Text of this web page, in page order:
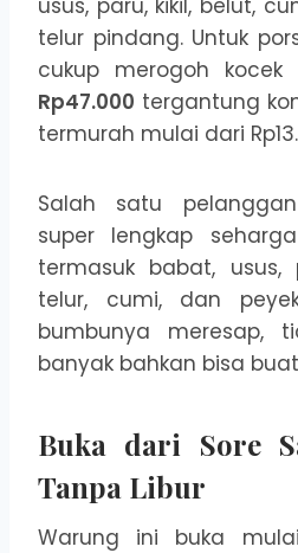
telur pindang. Untuk
cukup merogoh kocek
Rp47.000 tergantung
termurah mulai dari
Salah satu
super lengkap
termasuk babat, usus,
telur, cumi, dan
bumbunya meresap,
banyak bahkan bisa
Buka dari Sore
Tanpa Libur
Warung ini buka